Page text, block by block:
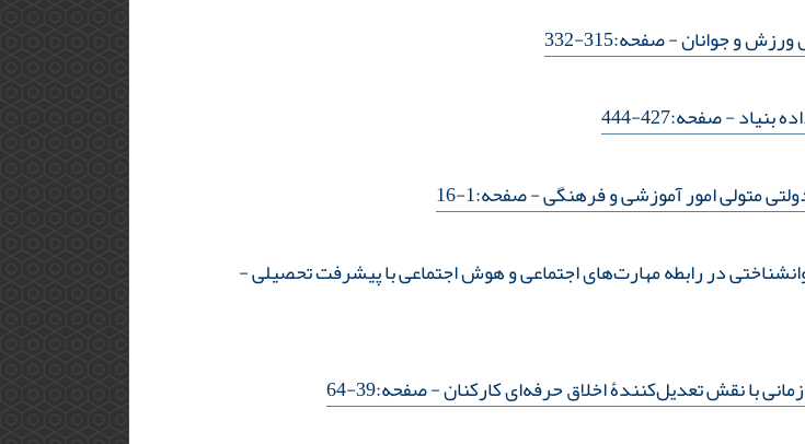
ورزش و جوانان- صفحه:315-332
بنیاد- صفحه:427-444
متولی امور آموزشی و فرهنگی- صفحه:1-16
در رابطه مهارت‌های اجتماعی و هوش اجتماعی با پیشرفت تحصیلی-
با نقش تعدیل‌کنندۀ اخلاق حرفه‌ای کارکنان- صفحه:39-64